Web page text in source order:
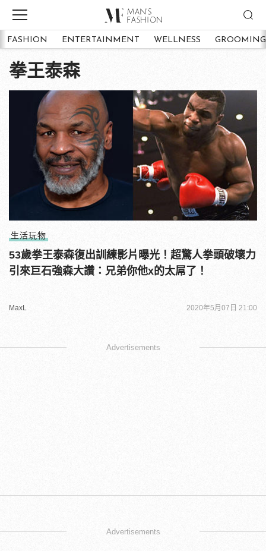
FASHION ENTERTAINMENT WELLNESS GROOMING
拳王泰森
生活玩物
53歲拳王泰森復出訓練影片曝光！超驚人拳頭破壞力
引來巨石強森大讚：兄弟你他x的太屌了！
MaxL 2020年5月07日 21:00
Advertisements
Advertisements